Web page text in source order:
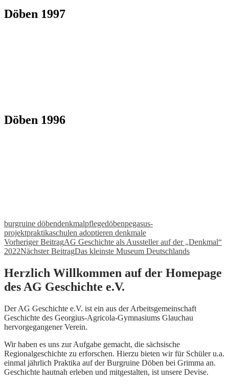
Döben 1997
Döben 1996
burgruine döbendenkmalpflegedöbenpegasus-
projektpraktikaschulen adoptieren denkmale
Beitragsnavigation
Vorheriger BeitragAG Geschichte als Aussteller auf der „Denkmal“
2022Nächster BeitragDas kleinste Museum Deutschlands
Herzlich Willkommen auf der Homepage
des AG Geschichte e.V.
Der AG Geschichte e.V. ist ein aus der Arbeitsgemeinschaft
Geschichte des Georgius-Agricola-Gymnasiums Glauchau
hervorgegangener Verein.
Wir haben es uns zur Aufgabe gemacht, die sächsische
Regionalgeschichte zu erforschen. Hierzu bieten wir für Schüler u.a.
einmal jährlich Praktika auf der Burgruine Döben bei Grimma an.
Geschichte hautnah erleben und mitgestalten, ist unsere Devise.